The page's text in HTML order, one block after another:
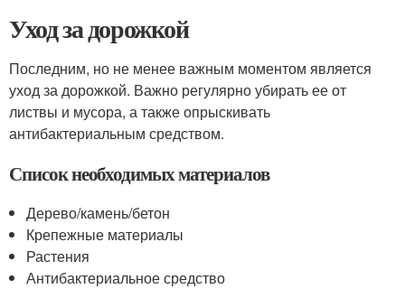
Уход за дорожкой
Последним, но не менее важным моментом является
уход за дорожкой. Важно регулярно убирать ее от
листвы и мусора, а также опрыскивать
антибактериальным средством.
Список необходимых материалов
Дерево/камень/бетон
Крепежные материалы
Растения
Антибактериальное средство